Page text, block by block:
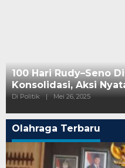
100 Hari Rudy–Seno
Konsolidasi, Aksi
Di Politik | Mei 26, 2025
Olahraga Terbaru